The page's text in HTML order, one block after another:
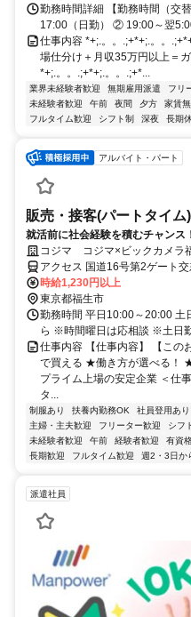
勤務時間詳細 【勤務時間（交
17:00（日勤） ② 19:00～翌
仕事内容 *+;.。。.;+*+;.。。
場仕分け＋月収35万円以上＝
*+;.。。.;+*+;.。。.;+*...
業界未経験者歓迎 無期雇用派遣 フリ
未経験者歓迎
午前 夜間 夕方 家賃
フルタイム歓迎
シフト制 深夜 長期
アルバイト・パート
販売・接客(パートタイム
就活前に社会経験を積むチャンス
コジマ コジマ×ビックカメラ
アクセス 国道16号第2ゲート
時給1,230円以上
東京都福生市
勤務時間 平日10:00～20:00
ら ※時間曜日は応相談 ※土日
仕事内容 【仕事内容】 【こ
で買える ★働き方が選べる！
プライム上場の安定企業 ＜仕
タ...
制服あり 扶養内勤務OK 社員登用あり
主婦・主夫歓迎
フリーター歓迎 シフ
未経験者歓迎
午前 経験者歓迎 有資
長期歓迎
フルタイム歓迎 週2・3日か
派遣社員